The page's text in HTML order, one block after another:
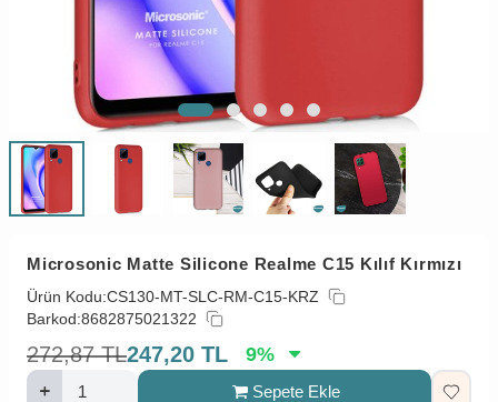
Microsonic Matte Silicone Realme C15 Kılıf Kırmızı
Ürün Kodu:CS130-MT-SLC-RM-C15-KRZ
Barkod:8682875021322
272,87 TL247,20 TL 9%
Sepete Ekle